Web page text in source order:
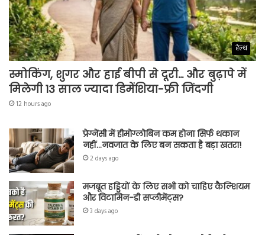
हेल्थ
स्मोकिंग, शुगर और हाई बीपी से दूरी… और बुढ़ापे में
मिलेगी 13 साल ज्यादा डिमेंशिया-फ्री जिंदगी
12 hours ago
प्रेग्नेंसी में हीमोग्लोबिन कम होना सिर्फ थकान
नहीं…नवजात के लिए बन सकता है बड़ा खतरा!
2 days ago
मजबूत हड्डियों के लिए सभी को चाहिए कैल्शियम
और विटामिन-डी सप्लीमेंट्स?
3 days ago